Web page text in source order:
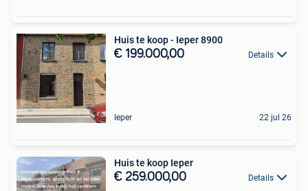
Huis te koop - Ieper 8900
€ 199.000,00 Details
Ieper 22 jul 26
Huis te koop Ieper
€ 259.000,00 Details